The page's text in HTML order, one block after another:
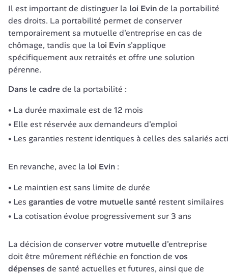
Il est important de distinguer la loi Evin de la portabilité
des droits. La portabilité permet de conserver
temporairement sa mutuelle d'entreprise en cas de
chômage, tandis que la loi Evin s'applique
spécifiquement aux retraités et offre une solution
pérenne.
Dans le cadre de la portabilité :
La durée maximale est de 12 mois
Elle est réservée aux demandeurs d'emploi
Les garanties restent identiques à celles des salariés
En revanche, avec la loi Evin :
Le maintien est sans limite de durée
Les garanties de votre mutuelle santé restent similaires
La cotisation évolue progressivement sur 3 ans
La décision de conserver votre mutuelle d'entreprise
doit être mûrement réfléchie en fonction de vos
dépenses